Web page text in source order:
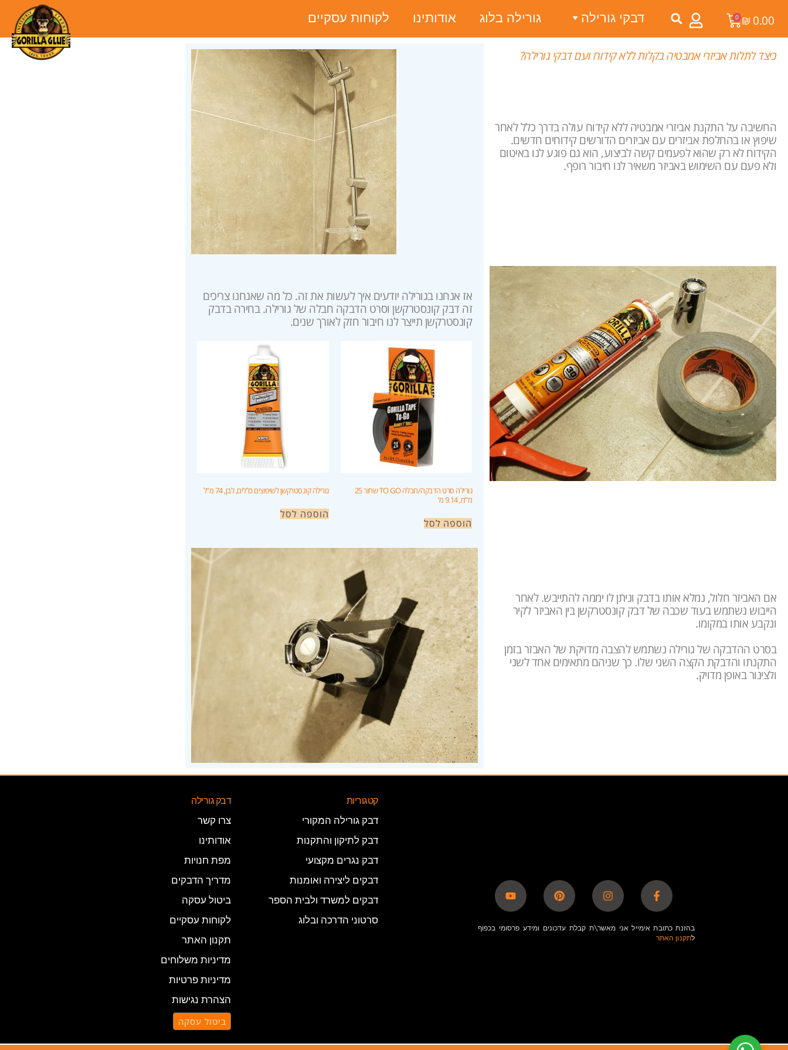
₪ 0.00
0 דבקי גורילה גורילה בלוג אודותינו לקוחות עסקיים
כיצד לתלות אביזרי אמבטיה בקלות ללא קידוח ועם דבקי גורילה?
החשיבה על התקנת אביזרי אמבטיה ללא קידוח עולה בדרך כלל לאחר
שיפוץ או בהחלפת אביזרים עם אביזרים הדורשים קידוחים חדשים.
הקידוח לא רק שהוא לפעמים קשה לביצוע, הוא גם פוגע לנו באיטום
ולא פעם עם השימוש באביזר משאיר לנו חיבור רופף.
אז אנחנו בגורילה יודעים איך לעשות את זה. כל מה שאנחנו צריכים
זה דבק קונסטרקשן וסרט הדבקה חבלה של גורילה. בחירה בדבק
קונסטרקשן תייצר לנו חיבור חזק לאורך שנים.
גורילה סרט הדבקה/חבלה TO GO שחור 25
מ”מ, 9.14 מ’
הוספה לסל
גורילה קונסטרקשן לשיפוצים כללים, לבן, 74 מ”ל
הוספה לסל
אם האביזר חלול, נמלא אותו בדבק וניתן לו יממה להתייבש. לאחר
הייבוש נשתמש בעוד שכבה של דבק קונסטרקשן בין האביזר לקיר
ונקבע אותו במקומו.
בסרט ההדבקה של גורילה נשתמש להצבה מדויקת של האבזר בזמן
התקנתו והדבקת הקצה השני שלו. כך שניהם מתאימים אחד לשני
ולצינור באופן מדויק.
בהזנת כתובת אימייל אני מאשר\ת קבלת עדכונים ומידע פרסומי בכפוף
לתקנון האתר
קטגוריות
דבק גורילה המקורי
דבק לתיקון והתקנות
דבק נגרים מקצועי
דבקים ליצירה ואומנות
דבקים למשרד ולבית הספר
סרטוני הדרכה ובלוג
דבק גורילה
צרו קשר
אודותינו
מפת חנויות
מדריך הדבקים
ביטול עסקה
לקוחות עסקיים
תקנון האתר
מדיניות משלוחים
מדיניות פרטיות
הצהרת נגישות
ביטול עסקה